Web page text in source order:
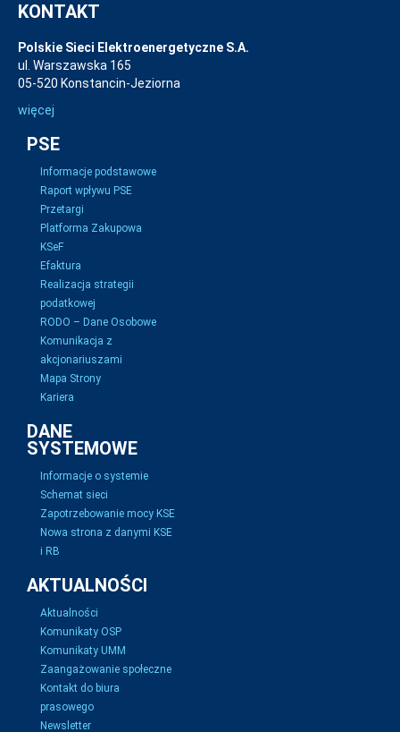
KONTAKT
Polskie Sieci Elektroenergetyczne S.A.
ul. Warszawska 165
05-520 Konstancin-Jeziorna
więcej
PSE
Informacje podstawowe
Raport wpływu PSE
Przetargi
Platforma Zakupowa
KSeF
Efaktura
Realizacja strategii
podatkowej
RODO – Dane Osobowe
Komunikacja z
akcjonariuszami
Mapa Strony
Kariera
DANE
SYSTEMOWE
Informacje o systemie
Schemat sieci
Zapotrzebowanie mocy KSE
Nowa strona z danymi KSE
i RB
AKTUALNOŚCI
Aktualności
Komunikaty OSP
Komunikaty UMM
Zaangażowanie społeczne
Kontakt do biura
prasowego
Newsletter